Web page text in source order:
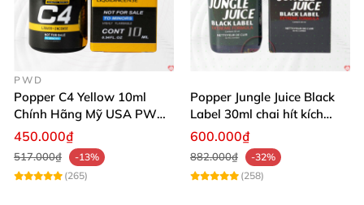
PWD
Popper C4 Yellow 10ml
Chính Hãng Mỹ USA PWD
Cho Nam Nữ
450.000₫
517.000₫
-13%
(265)
Popper Jungle Juice Black
Label 30ml chai hít kích
thích ham muốn mạnh
600.000₫
882.000₫
-32%
(258)